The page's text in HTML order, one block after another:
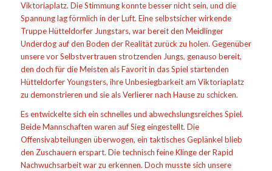
Viktoriaplatz. Die Stimmung konnte besser nicht sein, und die
Spannung lag förmlich in der Luft. Eine selbstsicher wirkende
Truppe Hütteldorfer Jungstars, war bereit den Meidlinger
Underdog auf den Boden der Realität zurück zu holen. Gegenüber
unsere vor Selbstvertrauen strotzenden Jungs, genauso bereit,
den doch für die Meisten als Favorit in das Spiel startenden
Hütteldorfer Youngsters, ihre Unbesiegbarkeit am Viktoriaplatz
zu demonstrieren und sie als Verlierer nach Hause zu schicken.
Es entwickelte sich ein schnelles und abwechslungsreiches Spiel.
Beide Mannschaften waren auf Sieg eingestellt. Die
Offensivabteilungen überwogen, ein taktisches Geplänkel blieb
den Zuschauern erspart. Die technisch feine Klinge der Rapid
Nachwuchsarbeit war zu erkennen. Doch musste sich unsere